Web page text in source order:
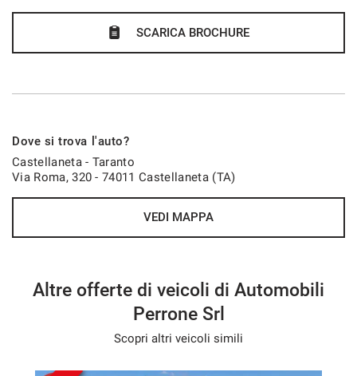
SCARICA BROCHURE
Dove si trova l'auto?
Castellaneta - Taranto
Via Roma, 320 - 74011 Castellaneta (TA)
VEDI MAPPA
Altre offerte di veicoli di Automobili
Perrone Srl
Scopri altri veicoli simili